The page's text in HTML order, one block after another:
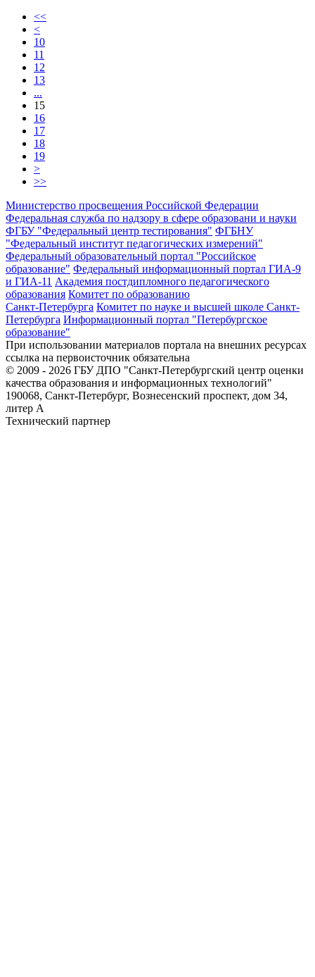
<<
<
10
11
12
13
...
15
16
17
18
19
>
>>
Министерство просвещения Российской Федерации
Федеральная служба по надзору в сфере образовани и науки
ФГБУ "Федеральный центр тестирования" ФГБНУ
"Федеральный институт педагогических измерений"
Федеральный образовательный портал "Российское
образование" Федеральный информационный портал ГИА-9
и ГИА-11 Академия постдипломного педагогического
образования Комитет по образованию
Санкт-Петербурга Комитет по науке и высшей школе Санкт-
Петербурга Информационный портал "Петербургское
образование"
При использовании материалов портала на внешних ресурсах
ссылка на первоисточник обязательна
© 2009 - 2026 ГБУ ДПО "Санкт-Петербургский центр оценки
качества образования и информационных технологий"
190068, Санкт-Петербург, Вознесенский проспект, дом 34,
литер А
Технический партнер